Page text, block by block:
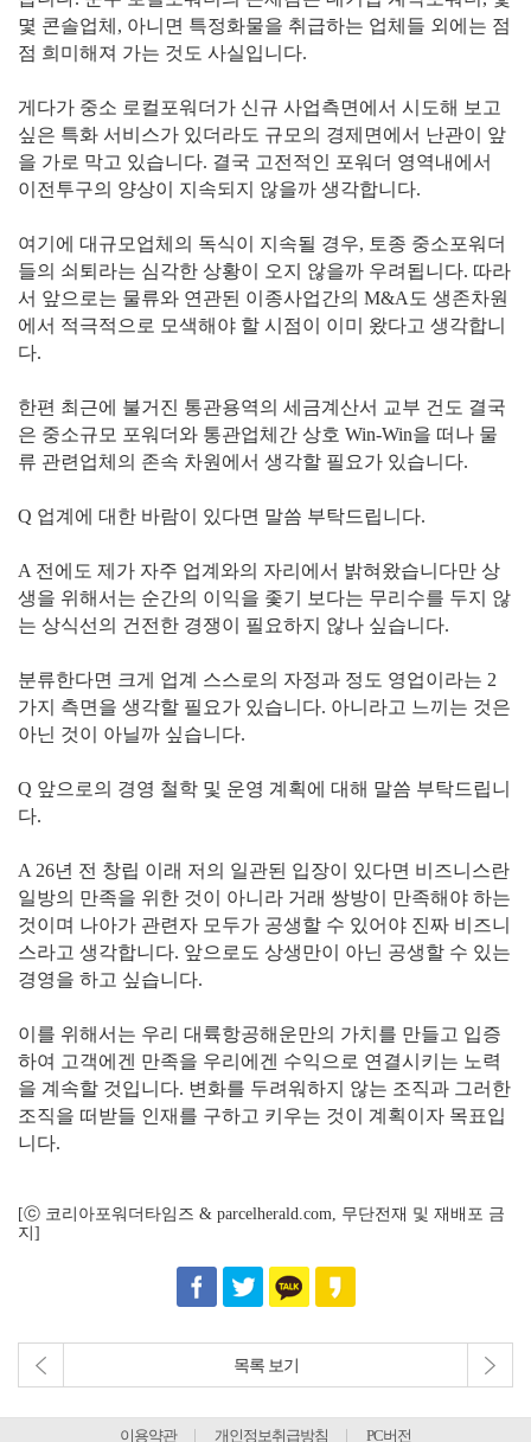
몇 콘솔업체, 아니면 특정화물을 취급하는 업체들 외에는 점
점 희미해져 가는 것도 사실입니다.
게다가 중소 로컬포워더가 신규 사업측면에서 시도해 보고
싶은 특화 서비스가 있더라도 규모의 경제면에서 난관이 앞
을 가로 막고 있습니다. 결국 고전적인 포워더 영역내에서
이전투구의 양상이 지속되지 않을까 생각합니다.
여기에 대규모업체의 독식이 지속될 경우, 토종 중소포워더
들의 쇠퇴라는 심각한 상황이 오지 않을까 우려됩니다. 따라
서 앞으로는 물류와 연관된 이종사업간의 M&A도 생존차원
에서 적극적으로 모색해야 할 시점이 이미 왔다고 생각합니
다.
한편 최근에 불거진 통관용역의 세금계산서 교부 건도 결국
은 중소규모 포워더와 통관업체간 상호 Win-Win을 떠나 물
류 관련업체의 존속 차원에서 생각할 필요가 있습니다.
Q 업계에 대한 바람이 있다면 말씀 부탁드립니다.
A 전에도 제가 자주 업계와의 자리에서 밝혀왔습니다만 상
생을 위해서는 순간의 이익을 좇기 보다는 무리수를 두지 않
는 상식선의 건전한 경쟁이 필요하지 않나 싶습니다.
분류한다면 크게 업계 스스로의 자정과 정도 영업이라는 2
가지 측면을 생각할 필요가 있습니다. 아니라고 느끼는 것은
아닌 것이 아닐까 싶습니다.
Q 앞으로의 경영 철학 및 운영 계획에 대해 말씀 부탁드립니
다.
A 26년 전 창립 이래 저의 일관된 입장이 있다면 비즈니스란
일방의 만족을 위한 것이 아니라 거래 쌍방이 만족해야 하는
것이며 나아가 관련자 모두가 공생할 수 있어야 진짜 비즈니
스라고 생각합니다. 앞으로도 상생만이 아닌 공생할 수 있는
경영을 하고 싶습니다.
이를 위해서는 우리 대륙항공해운만의 가치를 만들고 입증
하여 고객에겐 만족을 우리에겐 수익으로 연결시키는 노력
을 계속할 것입니다. 변화를 두려워하지 않는 조직과 그러한
조직을 떠받들 인재를 구하고 키우는 것이 계획이자 목표입
니다.
[ⓒ 코리아포워더타임즈 & parcelherald.com, 무단전재 및 재배포 금
지]
목록 보기
이용약관 개인정보취급방침 PC버전